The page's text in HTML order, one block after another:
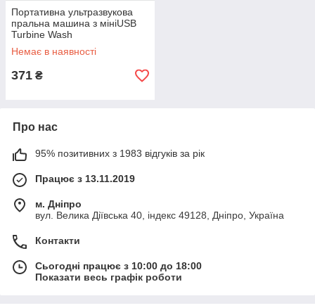
Портативна ультразвукова
пральна машина з мініUSB
Turbine Wash
Немає в наявності
371 ₴
Про нас
95% позитивних з 1983 відгуків за рік
Працює з 13.11.2019
м. Дніпро
вул. Велика Діївська 40, індекс 49128, Дніпро, Україна
Контакти
Сьогодні працює з 10:00 до 18:00
Показати весь графік роботи